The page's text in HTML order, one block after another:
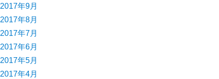
2017年9月
2017年8月
2017年7月
2017年6月
2017年5月
2017年4月